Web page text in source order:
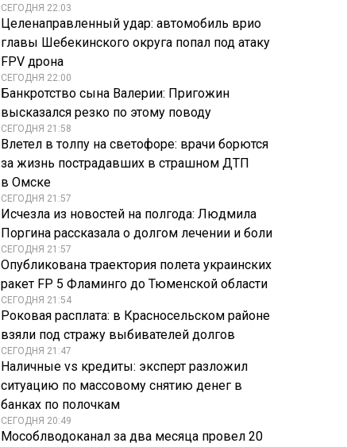
Пользователи
заметили
необычный баг
в бете Android 17
Киберспортсмен
приглашения на
свадьбу Роналду
СЕГОДНЯ 22:03
Целенаправленный удар: автомобиль врио
главы Шебекинского округа попал под атаку
FPV дрона
СЕГОДНЯ 22:00
Банкротство сына Валерии: Пригожин
высказался резко по этому поводу
СЕГОДНЯ 21:58
Влетел в толпу на светофоре: врачи борются
за жизнь пострадавших в страшном ДТП
в Омске
СЕГОДНЯ 21:57
Исчезла из новостей на полгода: Людмила
Поргина рассказала о долгом лечении и боли
СЕГОДНЯ 21:57
Опубликована траектория полета украинских
ракет FP 5 Фламинго до Тюменской области
СЕГОДНЯ 21:54
Роковая расплата: в Красносельском районе
взяли под стражу выбивателей долгов
СЕГОДНЯ 21:47
Наличные vs кредиты: эксперт разложил
ситуацию по массовому снятию денег в
банках по полочкам
СЕГОДНЯ 20:49
Мособлводоканал за два месяца провел 20